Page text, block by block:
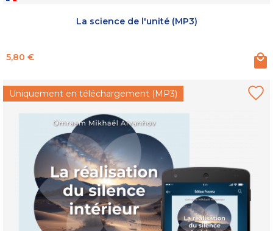
La science de l'unité (MP3)
Prix
5,80 €
Uniquement en téléchargement (MP3)